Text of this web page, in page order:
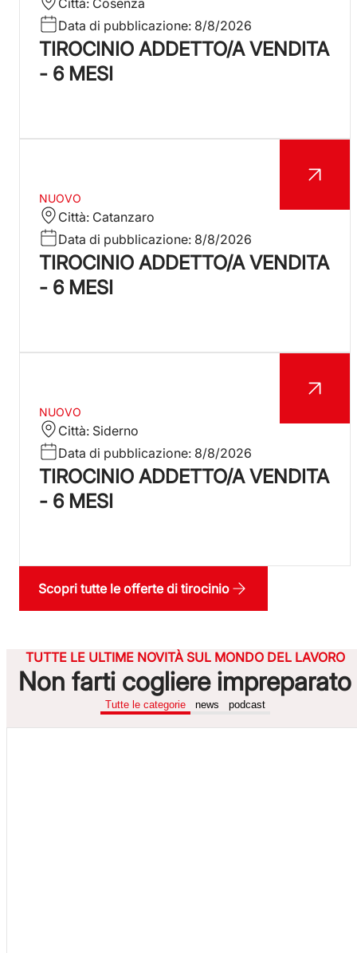
Città: Cosenza
Data di pubblicazione: 8/8/2026
TIROCINIO ADDETTO/A VENDITA
- 6 MESI
NUOVO
Città: Catanzaro
Data di pubblicazione: 8/8/2026
TIROCINIO ADDETTO/A VENDITA
- 6 MESI
NUOVO
Città: Siderno
Data di pubblicazione: 8/8/2026
TIROCINIO ADDETTO/A VENDITA
- 6 MESI
Scopri tutte le offerte di tirocinio
TUTTE LE ULTIME NOVITÀ SUL MONDO DEL LAVORO
Non farti cogliere impreparato
Tutte le categorie news podcast